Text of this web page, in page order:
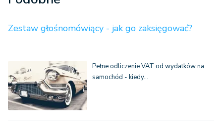
Zestaw głośnomówiący - jak go zaksięgować?
Pełne odliczenie VAT od wydatków na
samochód - kiedy…